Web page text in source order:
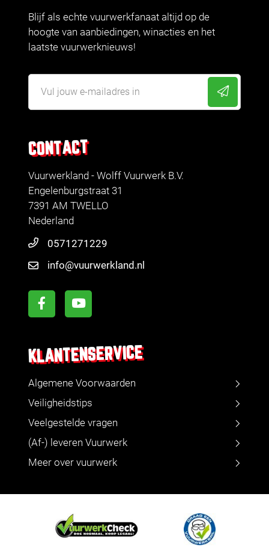
CONTACT
Vuurwerkland - Wolff Vuurwerk B.V.
Engelenburgstraat 31
7391 AM TWELLO
Nederland
0571271229
info@vuurwerkland.nl
KLANTENSERVICE
Algemene Voorwaarden
Veiligheidstips
Veelgestelde vragen
(Af-) leveren Vuurwerk
Meer over vuurwerk
Blijf als echte vuurwerkfanaat altijd op de
hoogte van aanbiedingen, winacties en het
laatste vuurwerknieuws!